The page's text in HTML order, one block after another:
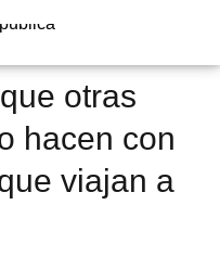
otras
hacen con
viajan a